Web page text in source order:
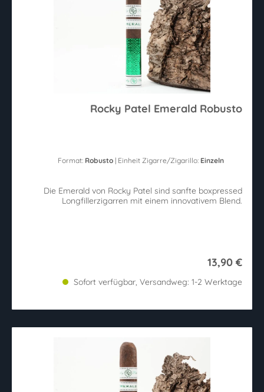
Rocky Patel Emerald Robusto
Format: Robusto | Einheit Zigarre/Zigarillo: Einzeln
Die Emerald von Rocky Patel sind sanfte boxpressed
Longfillerzigarren mit einem innovativem Blend.
13,90 €
Sofort verfügbar, Versandweg: 1-2 Werktage